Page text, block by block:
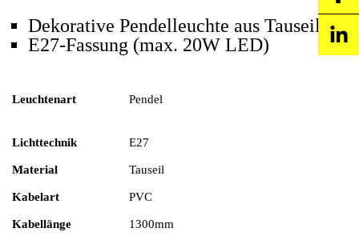
Dekorative Pendelleuchte aus Tauseil
E27-Fassung (max. 20W LED)
Leuchtenart Pendel
Lichttechnik E27
Material Tauseil
Kabelart PVC
Kabellänge 1300mm